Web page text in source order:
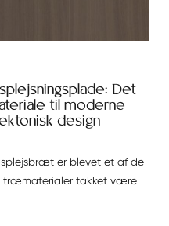
Det
til moderne
design
er blevet et af de
træmaterialer takket være